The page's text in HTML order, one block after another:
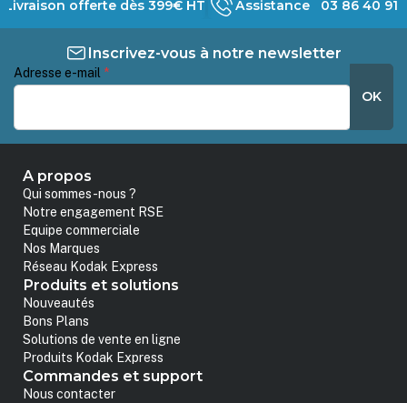
Livraison offerte dès 399€ HT Assistance 03 86 40 91
Inscrivez-vous à notre newsletter
Adresse e-mail *
OK
A propos
Qui sommes-nous ?
Notre engagement RSE
Equipe commerciale
Nos Marques
Réseau Kodak Express
Produits et solutions
Nouveautés
Bons Plans
Solutions de vente en ligne
Produits Kodak Express
Commandes et support
Nous contacter